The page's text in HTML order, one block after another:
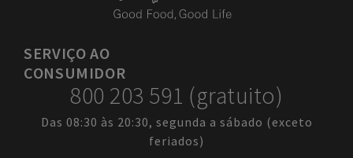
SERVIÇOAO
CONSUMIDOR
800 203 591 (gratuito)
Das 08:30 às 20:30, segunda a sábado (exceto
feriados)